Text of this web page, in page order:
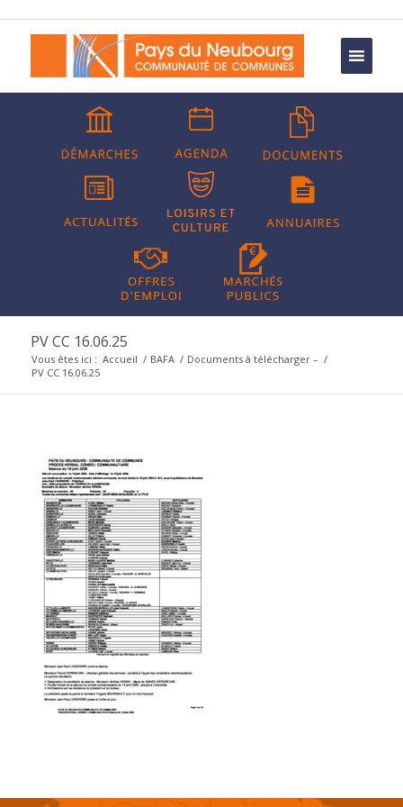
PV CC 16.06.25
Vous êtes ici : Accueil / BAFA / Documents à télécharger – /
PV CC 16.06.25